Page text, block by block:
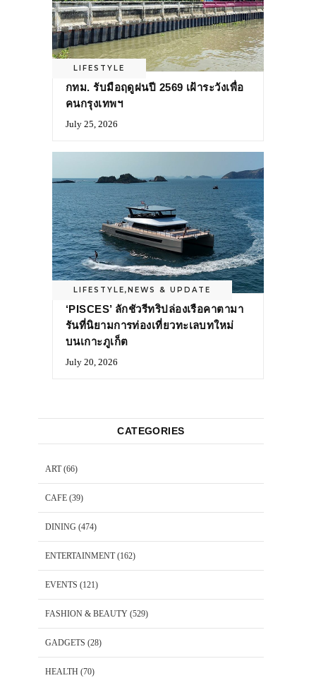
LIFESTYLE
กทม. รับมือฤดูฝนปี 2569 เฝ้าระวังเพื่อ
คนกรุงเทพฯ
July 25, 2026
LIFESTYLE,NEWS & UPDATE
‘PISCES’ ลักชัวรีทริปล่องเรือคาตามา
รันที่นิยามการท่องเที่ยวทะเลบทใหม่
บนเกาะภูเก็ต
July 20, 2026
CATEGORIES
ART(66)
CAFE (39)
DINING (474)
ENTERTAINMENT(162)
EVENTS (121)
FASHION & BEAUTY (529)
GADGETS (28)
HEALTH (70)